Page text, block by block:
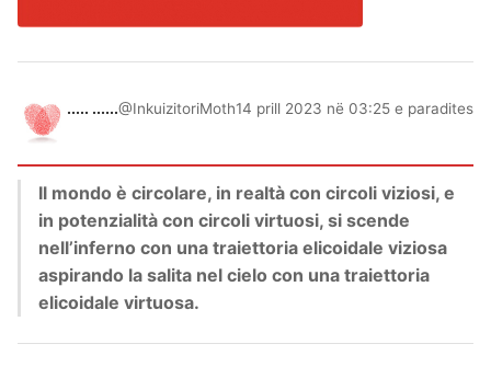
..... ......@InkuizitoriMoth14 prill 2023 në 03:25 e paradites
Il mondo è circolare, in realtà con circoli viziosi, e
in potenzialità con circoli virtuosi, si scende
nell’inferno con una traiettoria elicoidale viziosa
aspirando la salita nel cielo con una traiettoria
elicoidale virtuosa.